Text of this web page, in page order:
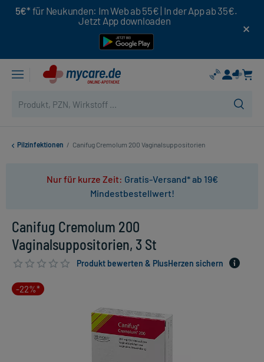
5€* für Neukunden: Im Web ab 55€ | In der App ab 35€.
Jetzt App downloaden
Pilzinfektionen / Canifug Cremolum 200 Vaginalsuppositorien
Nur für kurze Zeit: Gratis-Versand* ab 19€
Mindestbestellwert!
Canifug Cremolum 200
Vaginalsuppositorien, 3 St
Produkt bewerten & PlusHerzen sichern
-22%*